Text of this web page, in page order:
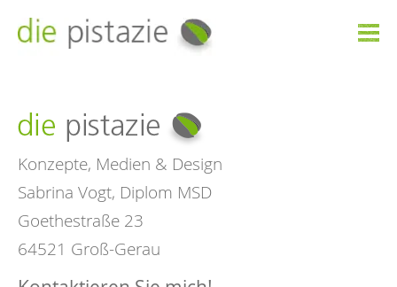

Konzepte, Medien & Design
Sabrina Vogt, Diplom MSD
Goethestraße 23
64521 Groß-Gerau